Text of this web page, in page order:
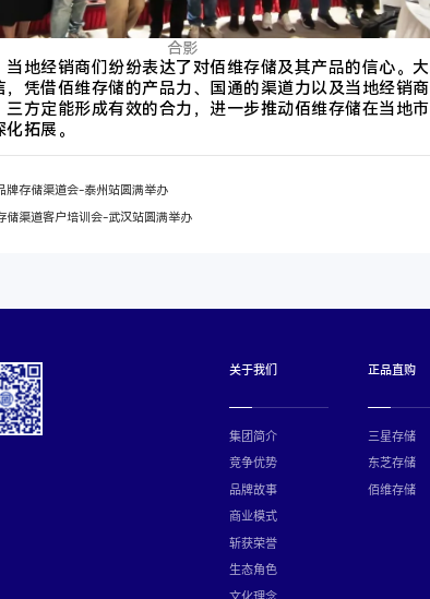
合影
当地经销商们纷纷表达了对佰维存储及其产品的信心。大
，凭借佰维存储的产品力、国通的渠道力以及当地经销商
三方定能形成有效的合力，进一步推动佰维存储在当地市
拓展。
牌存储渠道会-泰州站圆满举办
储渠道客户培训会-武汉站圆满举办
关于我们
集团简介
竞争优势
品牌故事
商业模式
斩获荣誉
生态角色
文化理念
正品直购
三星存储
东芝存储
佰维存储